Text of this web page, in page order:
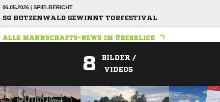
06.05.2026 | SPIELBERICHT
SG HOTZENWALD GEWINNT TORFESTIVAL
ALLE MANNSCHAFTS-NEWS IM ÜBERBLICK
8
BILDER /
VIDEOS